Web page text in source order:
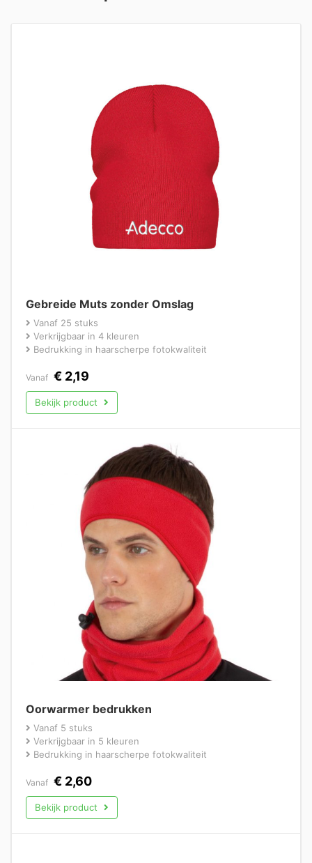
Gebreide Muts zonder Omslag
Vanaf 25 stuks
Verkrijgbaar in 4 kleuren
Bedrukking in haarscherpe fotokwaliteit
Vanaf € 2,19
Bekijk product
Oorwarmer bedrukken
Vanaf 5 stuks
Verkrijgbaar in 5 kleuren
Bedrukking in haarscherpe fotokwaliteit
Vanaf € 2,60
Bekijk product